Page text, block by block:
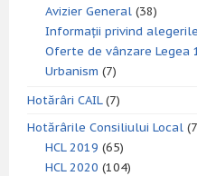
Avizier General (38)
Informații privind
Oferte de vânzare Legea
Urbanism (7)
Hotărâri CAIL(7)
Hotărârile Consiliului Local
HCL 2019 (65)
HCL 2020 (104)